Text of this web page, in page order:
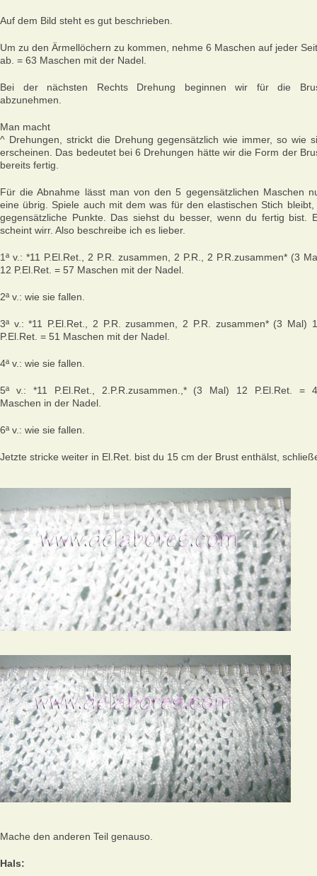
Auf dem Bild steht es gut beschrieben.
Um zu den Ärmellöchern zu kommen, nehme 6 Maschen auf jeder
ab. = 63 Maschen mit der Nadel.
Bei der nächsten Rechts Drehung beginnen wir für die
abzunehmen.
Man macht
^ Drehungen, strickt die Drehung gegensätzlich wie immer, so wie
erscheinen. Das bedeutet bei 6 Drehungen hätte wir die Form der
bereits fertig.
Für die Abnahme lässt man von den 5 gegensätzlichen Maschen
eine übrig. Spiele auch mit dem was für den elastischen Stich bleibt,
gegensätzliche Punkte. Das siehst du besser, wenn du fertig bist.
scheint wirr. Also beschreibe ich es lieber.
1ª v.: *11 P.El.Ret., 2 P.R. zusammen, 2 P.R., 2 P.R.zusammen* (3
12 P.El.Ret. = 57 Maschen mit der Nadel.
2ª v.: wie sie fallen.
3ª v.: *11 P.El.Ret., 2 P.R. zusammen, 2 P.R. zusammen* (3 Mal)
P.El.Ret. = 51 Maschen mit der Nadel.
4ª v.: wie sie fallen.
5ª v.: *11 P.El.Ret., 2.P.R.zusammen.,* (3 Mal) 12 P.El.Ret. =
Maschen in der Nadel.
6ª v.: wie sie fallen.
Jetzte stricke weiter in El.Ret. bist du 15 cm der Brust enthälst,
Mache den anderen Teil genauso.
Hals: